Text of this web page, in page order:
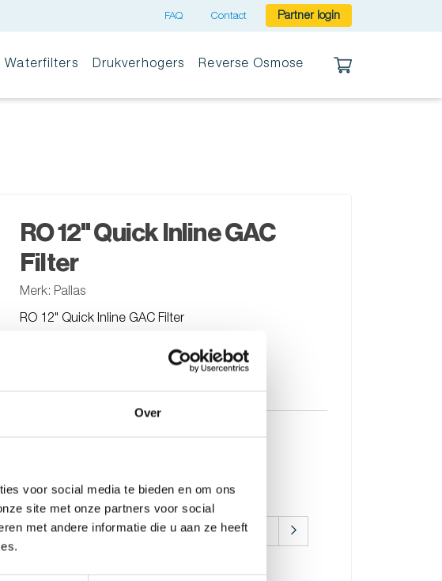
Over
voor social media te bieden en om ons
site met onze partners voor social
met andere informatie die u aan ze heeft
FAQ Contact Partner login
Waterfilters Drukverhogers Reverse Osmose
RO 12" Quick Inline GAC
Filter
Merk: Pallas
RO 12" Quick Inline GAC Filter
€17,00 incl btw
Verwachte leverdatum: maandag 10 augustus
Aantal